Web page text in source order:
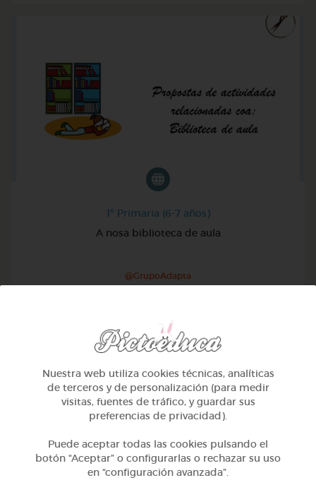
1º Primaria (6-7 años)
A nosa biblioteca de aula
@GrupoAdapta
Nuestra web utiliza cookies técnicas, analíticas
de terceros y de personalización (para medir
visitas, fuentes de tráfico, y guardar sus
preferencias de privacidad).
Puede aceptar todas las cookies pulsando el
botón “Aceptar” o configurarlas o rechazar su uso
en “configuración avanzada”.